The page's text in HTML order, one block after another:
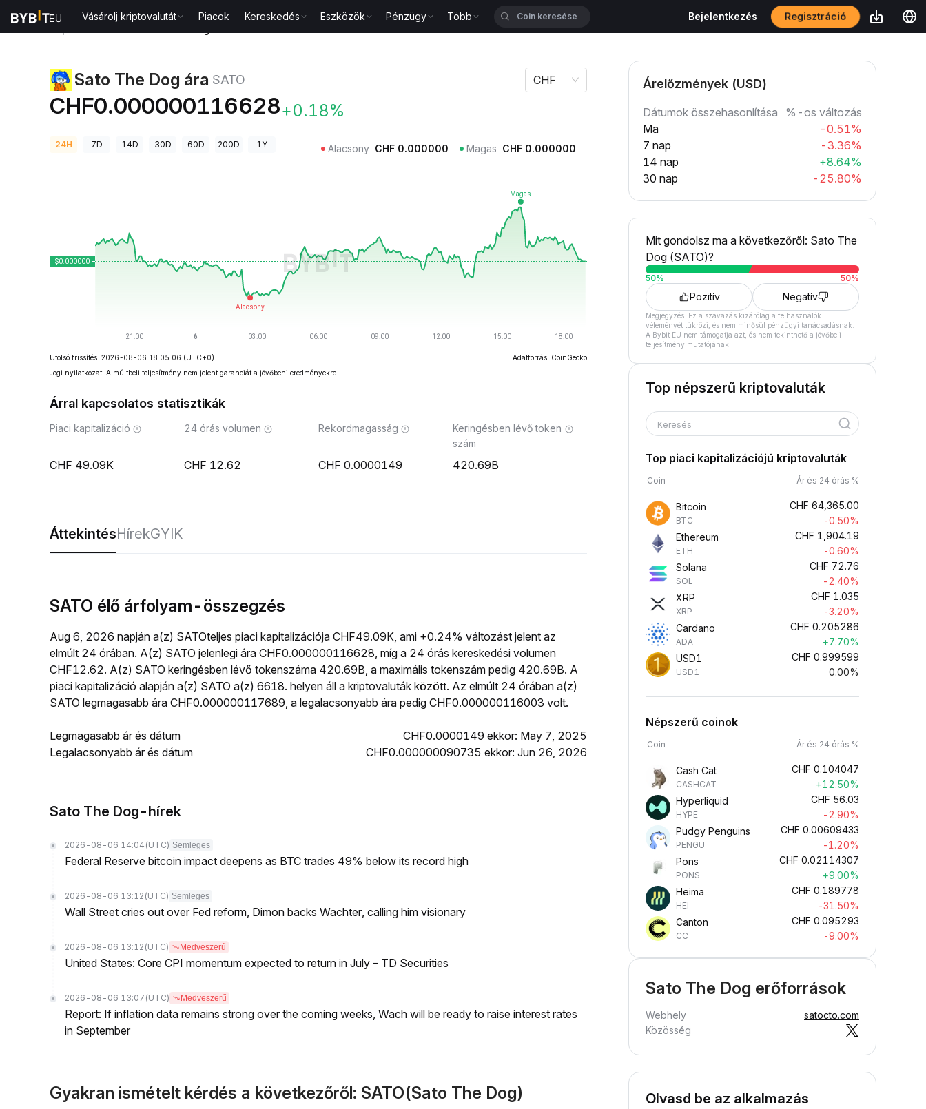
Vásárolj kriptovalutát Piacok Kereskedés Eszközök Pénzügy Több Bejelentkezés Regisztráció
Sato The Dog ára SATO
CHF0.000000116628+0.18%
CHF
24H 7D 14D 30D 60D 200D 1Y Alacsony CHF 0.000000 Magas CHF 0.000000
Utolsó frissítés: 2026-08-06 18:05:06 (UTC+0)
Adatforrás: CoinGecko
Jogi nyilatkozat: A múltbeli teljesítmény nem jelent garanciát a jövőbeni eredményekre.
Árral kapcsolatos statisztikák
Piaci kapitalizáció
49.09K
24 órás volumen
12.62
Rekordmagasság
0.0000149
Keringésben lévő token
szám
420.69B
ÁttekintésHírekGYIK
SATO élő árfolyam-összegzés
Aug 6, 2026 napján a(z) SATOteljes piaci kapitalizációja CHF49.09K, ami +0.24% változást jelent az
elmúlt 24 órában. A(z) SATO jelenlegi ára CHF0.000000116628, míg a 24 órás kereskedési volumen
CHF12.62. A(z) SATO keringésben lévő tokenszáma 420.69B, a maximális tokenszám pedig 420.69B. A
piaci kapitalizáció alapján a(z) SATO a(z) 6618. helyen áll a kriptovaluták között. Az elmúlt 24 órában a(z)
SATO legmagasabb ára CHF0.000000117689, a legalacsonyabb ára pedig CHF0.000000116003 volt.
Legmagasabb ár és dátum
CHF0.0000149 ekkor: May 7, 2025
Legalacsonyabb ár és dátum
CHF0.000000090735 ekkor: Jun 26, 2026
Sato The Dog-hírek
2026-08-06 14:04 (UTC) Semleges
Federal Reserve bitcoin impact deepens as BTC trades 49% below its record high
2026-08-06 13:12 (UTC) Semleges
Wall Street cries out over Fed reform, Dimon backs Wachter, calling him visionary
2026-08-06 13:12 (UTC) Medveszerű
United States: Core CPI momentum expected to return in July – TD Securities
2026-08-06 13:07 (UTC) Medveszerű
Report: If inflation data remains strong over the coming weeks, Wach will be ready to raise interest rates
in September
Gyakran ismételt kérdés a következőről: SATO(Sato The Dog)
Árelőzmények (USD)
Dátumok összehasonlítása
%-os változás
Ma
-0.51%
7 nap
-3.36%
14 nap
+8.64%
30 nap
-25.80%
Mit gondolsz ma a következőről: Sato The
Dog (SATO)?
50% 50%
Pozitív Negatív
Megjegyzés: Ez a szavazás kizárólag a felhasználók
véleményét tükrözi, és nem minősül pénzügyi tanácsadásnak.
A Bybit EU nem támogatja azt, és nem tekinthető a jövőbeli
teljesítmény mutatójának.
Top népszerű kriptovaluták
Keresés
Top piaci kapitalizációjú kriptovaluták
Coin Ár és 24 órás %
Bitcoin
BTC
CHF 64,365.00
-0.50%
Ethereum
ETH
CHF 1,904.19
-0.60%
Solana
SOL
CHF 72.76
-2.40%
XRP
XRP
CHF 1.035
-3.20%
Cardano
ADA
CHF 0.205286
+7.70%
USD1
USD1
CHF 0.999599
0.00%
Népszerű coinok
Coin Ár és 24 órás %
Cash Cat
CASHCAT
CHF 0.104047
+12.50%
Hyperliquid
HYPE
CHF 56.03
-2.90%
Pudgy Penguins
PENGU
CHF 0.00609433
-1.20%
Pons
PONS
CHF 0.02114307
+9.00%
Heima
HEI
CHF 0.189778
-31.50%
Canton
CC
CHF 0.095293
-9.00%
Sato The Dog erőforrások
Webhely
satocto.com
Közösség
Olvasd be az alkalmazás